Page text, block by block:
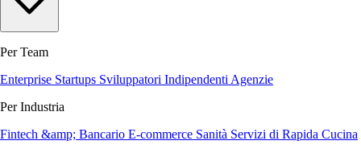
Per Team
Enterprise Startups Sviluppatori Indipendenti Agenzie
Per Industria
Fintech &amp; Bancario E-commerce Sanità Servizi di Rapida Cucina